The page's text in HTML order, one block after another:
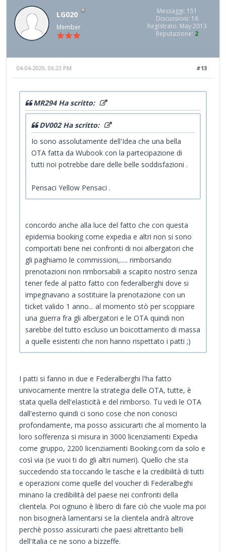
LG020
Member
Messaggi: 151
Discussioni: 16
Registrato: May 2013
Reputazione: 2
#13
04-04-2020, 06:23 PM
MR294 Ha scritto:
DV002 Ha scritto:
Io sono assolutamente dell'Idea che una bella
OTA fatta da Wubook con la partecipazione di
tutti noi potrebbe dare delle belle soddisfazioni .
Pensaci Yellow Pensaci .
concordo anche alla luce del fatto che con questa
epidemia booking come expedia e altri non si sono
comportati bene nei confronti di noi albergatori che
gli paghiamo le commissioni,..... rimborsando
prenotazioni non rimborsabili a scapito nostro senza
tener fede al patto fatto con federalberghi dove si
impegnavano a sostituire la prenotazione con un
ticket valido 1 anno... al momento stò per scoppiare
una guerra fra gli albergatori e le OTA quindi non
sarebbe del tutto escluso un boicottamento di massa
a quelle esistenti che non hanno rispettato i patti ;)
I patti si fanno in due e Federalberghi l'ha fatto
univocamente mentre la strategia delle OTA, tutte, è
stata quella dell'elasticità e del rimborso. Tu vedi le OTA
dall'esterno quindi ci sono cose che non conosci
profondamente, ma posso assicurarti che al momento la
loro sofferenza si misura in 3000 licenziamenti Expedia
come gruppo, 2200 licenziamenti Booking.com da solo e
così via (se vuoi ti do gli altri numeri). Quello che sta
succedendo sta toccando le tasche e la credibilità di tutti
e operazioni come quelle del voucher di Federalbeghi
minano la credibilità del paese nei confronti della
clientela. Poi ognuno è libero di fare ciò che vuole ma poi
non bisognerà lamentarsi se la clientela andrà altrove
perchè posso assicurarti che paesi altrettanto belli
dell'Italia ce ne sono a bizzeffe.